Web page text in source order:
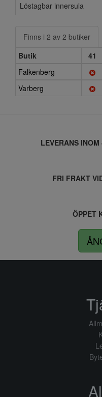
Löstagbar innersula
Finns i 2 av 2 butiker
Butik
41
Falkenberg
Varberg
LEVERANS
FRI FRAKT
ÖPPET